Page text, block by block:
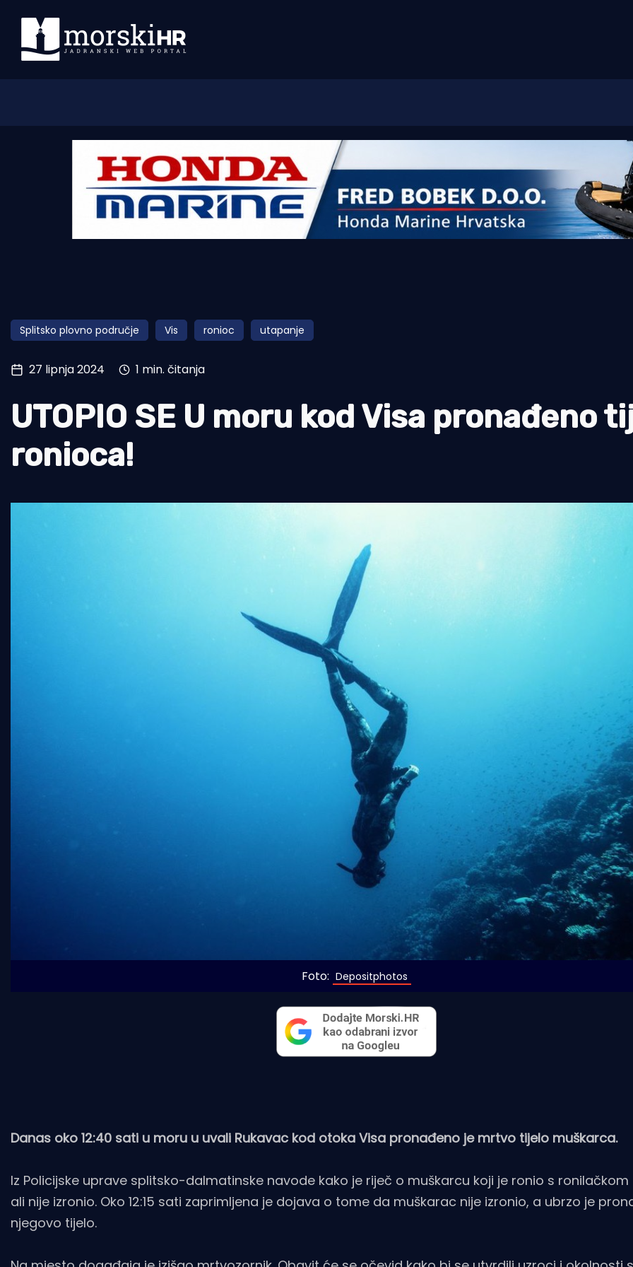
Morski plus
Pomorstvo
Ribolov
Tradicija i kultura
Splitsko plovno područje Vis ronioc utapanje
27 lipnja 2024 1 min. čitanja
UTOPIO SE U moru kod Visa pronađeno
ronioca!
Foto: Depositphotos
Danas oko 12:40 sati u moru u uvali Rukavac kod otoka Visa pronađeno je mrtvo tijelo muškarca.
Iz Policijske uprave splitsko-dalmatinske navode kako je riječ o muškarcu koji je ronio s
ali nije izronio. Oko 12:15 sati zaprimljena je dojava o tome da muškarac nije izronio, a ubrzo je
njegovo tijelo.